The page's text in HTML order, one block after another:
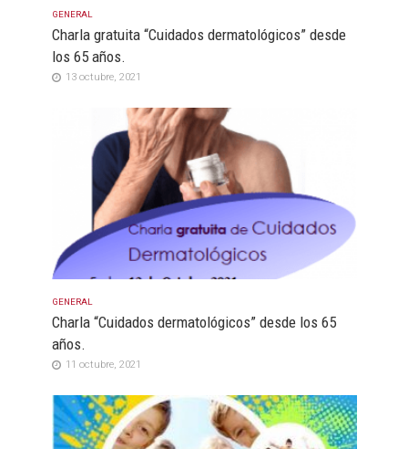
GENERAL
Charla gratuita “Cuidados dermatológicos” desde
los 65 años.
13 octubre, 2021
GENERAL
Charla “Cuidados dermatológicos” desde los 65
años.
11 octubre, 2021